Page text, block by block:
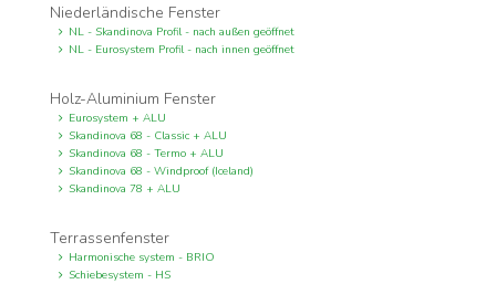
Niederländische Fenster
NL - Skandinova Profil - nach außen geöffnet
NL - Eurosystem Profil - nach innen geöffnet
Holz-Aluminium Fenster
Eurosystem + ALU
Skandinova 68 - Classic + ALU
Skandinova 68 - Termo + ALU
Skandinova 68 - Windproof (Iceland)
Skandinova 78 + ALU
Terrassenfenster
Harmonische system - BRIO
Schiebesystem - HS